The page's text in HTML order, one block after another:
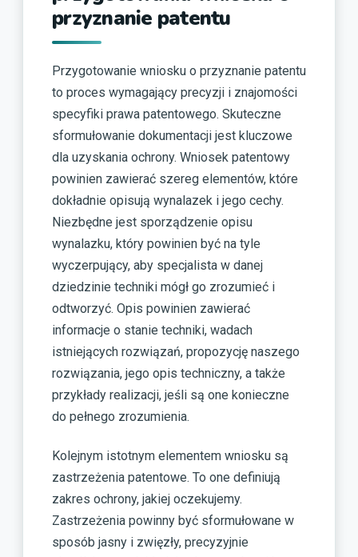
przyznanie patentu
Przygotowanie wniosku o przyznanie patentu
to proces wymagający precyzji i znajomości
specyfiki prawa patentowego. Skuteczne
sformułowanie dokumentacji jest kluczowe
dla uzyskania ochrony. Wniosek patentowy
powinien zawierać szereg elementów, które
dokładnie opisują wynalazek i jego cechy.
Niezbędne jest sporządzenie opisu
wynalazku, który powinien być na tyle
wyczerpujący, aby specjalista w danej
dziedzinie techniki mógł go zrozumieć i
odtworzyć. Opis powinien zawierać
informacje o stanie techniki, wadach
istniejących rozwiązań, propozycję naszego
rozwiązania, jego opis techniczny, a także
przykłady realizacji, jeśli są one konieczne
do pełnego zrozumienia.
Kolejnym istotnym elementem wniosku są
zastrzeżenia patentowe. To one definiują
zakres ochrony, jakiej oczekujemy.
Zastrzeżenia powinny być sformułowane w
sposób jasny i zwięzły, precyzyjnie